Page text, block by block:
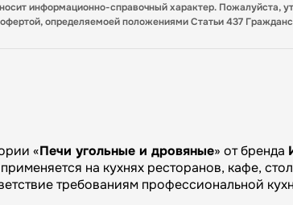
информационно-справочный характер. Пожалуйста,
определяемоей положениями Статьи 437
«Печи угольные и дровяные» от бренда
на кухнях ресторанов, кафе,
требованиям профессиональной